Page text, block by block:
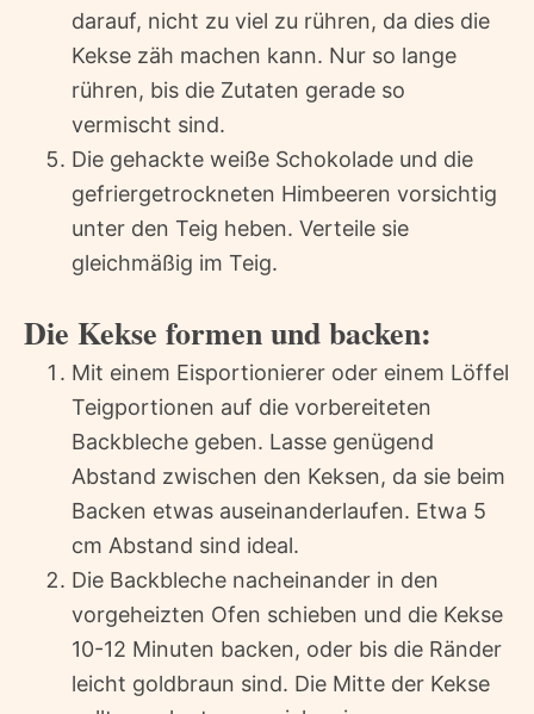
darauf, nicht zu viel zu rühren, da dies die
Kekse zäh machen kann. Nur so lange
rühren, bis die Zutaten gerade so
vermischt sind.
Die gehackte weiße Schokolade und die
gefriergetrockneten Himbeeren vorsichtig
unter den Teig heben. Verteile sie
gleichmäßig im Teig.
Die Kekse formen und backen:
Mit einem Eisportionierer oder einem Löffel
Teigportionen auf die vorbereiteten
Backbleche geben. Lasse genügend
Abstand zwischen den Keksen, da sie beim
Backen etwas auseinanderlaufen. Etwa 5
cm Abstand sind ideal.
Die Backbleche nacheinander in den
vorgeheizten Ofen schieben und die Kekse
10-12 Minuten backen, oder bis die Ränder
leicht goldbraun sind. Die Mitte der Kekse